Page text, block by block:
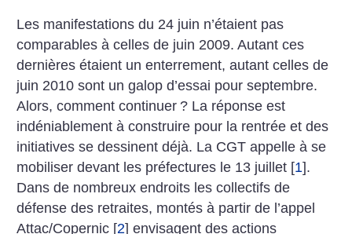
Les manifestations du 24 juin n’étaient pas
comparables à celles de juin 2009. Autant ces
dernières étaient un enterrement, autant celles de
juin 2010 sont un galop d’essai pour septembre.
Alors, comment continuer ? La réponse est
indéniablement à construire pour la rentrée et des
initiatives se dessinent déjà. La CGT appelle à se
mobiliser devant les préfectures le 13 juillet [1].
Dans de nombreux endroits les collectifs de
défense des retraites, montés à partir de l’appel
Attac/Copernic [2] envisagent des actions